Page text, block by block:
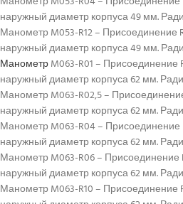
наружный диаметр корпуса 49 мм.
Манометр M053-R12 – Присоединение
наружный диаметр корпуса 49 мм.
МанометрM063-R01 – Присоединение
наружный диаметр корпуса 62 мм.
Манометр M063-R02,5 –
наружный диаметр корпуса 62 мм.
Манометр M063-R04 – Присоединение
наружный диаметр корпуса 62 мм.
Манометр M063-R06 – Присоединение
наружный диаметр корпуса 62 мм.
Манометр M063-R10 – Присоединение